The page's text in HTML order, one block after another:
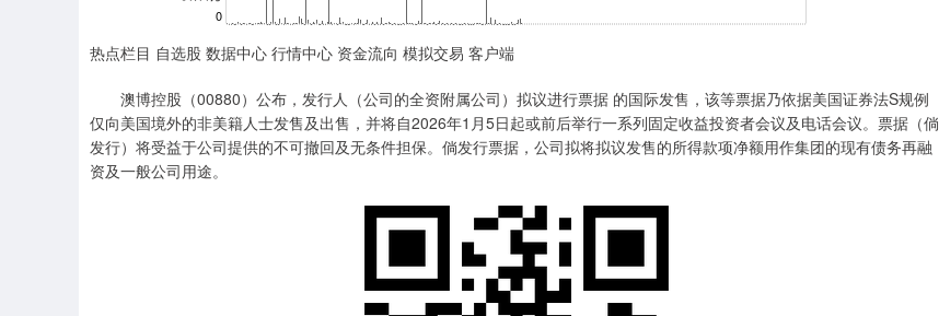
热点栏目 自选股 数据中心 行情中心 资金流向 模拟交易 客户端
澳博控股（00880）公布，发行人（公司的全资附属公司）拟议进行票据 的国际发售，该等票据乃依据美国证券法S规例
仅向美国境外的非美籍人士发售及出售，并将自2026年1月5日起或前后举行一系列固定收益投资者会议及电话会议。票据（倘
发行）将受益于公司提供的不可撤回及无条件担保。倘发行票据，公司拟将拟议发售的所得款项净额用作集团的现有债务再融
资及一般公司用途。